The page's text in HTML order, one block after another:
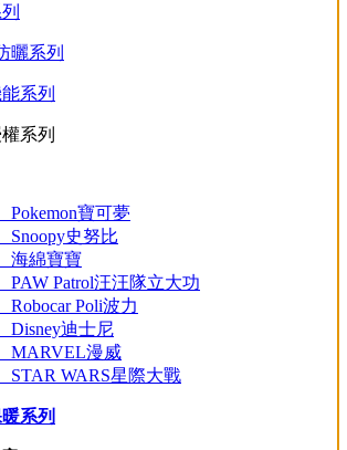
曬系列
系列
系列
Pokemon寶可夢
Snoopy史努比
海綿寶寶
PAW Patrol汪汪隊立大功
Robocar Poli波力
Disney迪士尼
MARVEL漫威
STAR WARS星際大戰
系列